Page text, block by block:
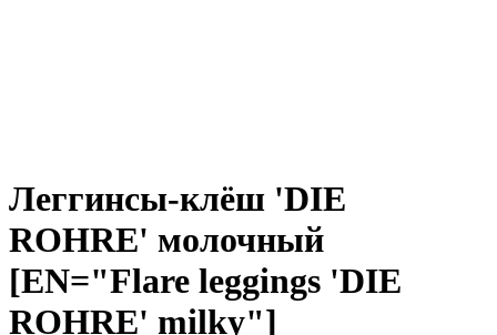
Леггинсы-клёш 'DIE
ROHRE' молочный
[EN="Flare leggings 'DIE
ROHRE' milky"]